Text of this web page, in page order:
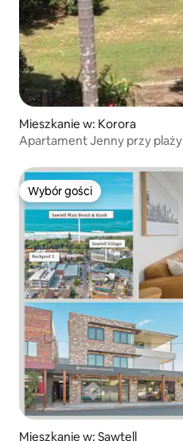
Mieszkanie w: Korora
Apartament Jenny przy plaży
Wybór gości
Wybór gości
Mieszkanie w: Sawtell